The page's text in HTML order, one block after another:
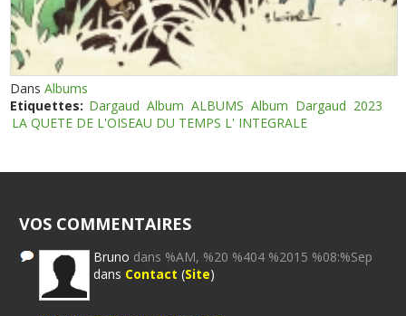
DansAlbums
Etiquettes: Dargaud Album ALBUMS Album Dargaud 2023
LA QUETE DE L'OISEAU DU TEMPS L' INTEGRALE
VOS COMMENTAIRES
Bruno dans %AM, %20 %404 %2015 %08:%Sep
dans Contact (Site)